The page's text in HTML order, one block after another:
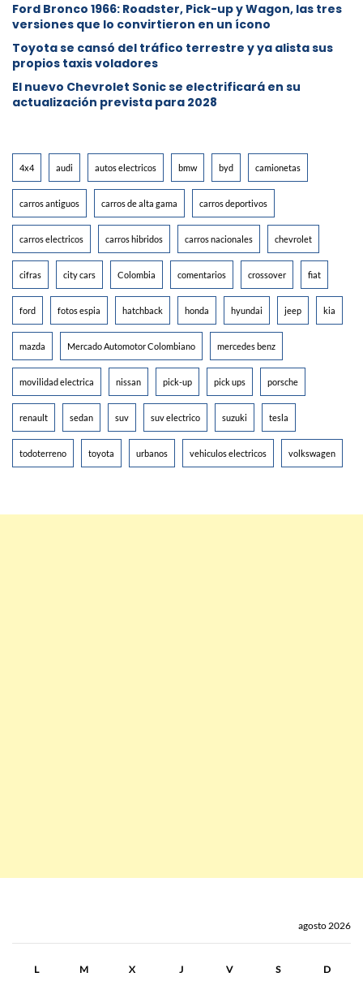
Ford Bronco 1966: Roadster, Pick-up y Wagon, las tres
versiones que lo convirtieron en un ícono
Toyota se cansó del tráfico terrestre y ya alista sus
propios taxis voladores
El nuevo Chevrolet Sonic se electrificará en su
actualización prevista para 2028
4x4 audi autos electricos bmw byd camionetas
carros antiguos carros de alta gama carros deportivos
carros electricos carros hibridos carros nacionales chevrolet
cifras city cars Colombia comentarios crossover fiat
ford fotos espia hatchback honda hyundai jeep kia
mazda Mercado Automotor Colombiano mercedes benz
movilidad electrica nissan pick-up pick ups porsche
renault sedan suv suv electrico suzuki tesla
todoterreno toyota urbanos vehiculos electricos volkswagen
agosto 2026
L M X J V S D